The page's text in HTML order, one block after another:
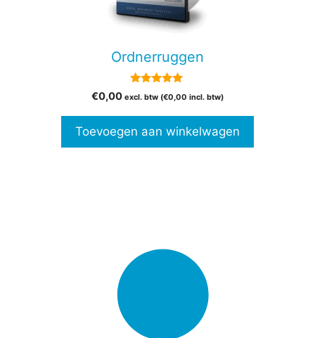
Ordnerruggen
5.00
van 5
€0,00 excl. btw (€0,00 incl. btw)
Toevoegen aan winkelwagen